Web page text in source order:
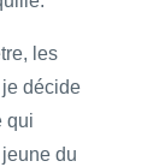
les
décide
qui
du